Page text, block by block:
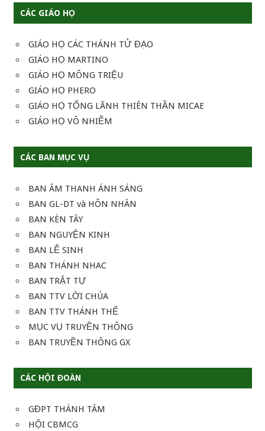
CÁC GIÁO HỌ
GIÁO HỌ CÁC THÁNH TỬ ĐẠO
GIÁO HỌ MARTINO
GIÁO HỌ MÔNG TRIỆU
GIÁO HỌ PHERO
GIÁO HỌ TỔNG LÃNH THIÊN THẦN MICAE
GIÁO HỌ VÔ NHIỄM
CÁC BAN MỤC VỤ
BAN ÂM THANH ÁNH SÁNG
BAN GL-DT và HÔN NHÂN
BAN KÈN TÂY
BAN NGUYỆN KINH
BAN LỄ SINH
BAN THÁNH NHAC
BAN TRẬT TỰ
BAN TTV LỜI CHÚA
BAN TTV THÁNH THỂ
MỤC VỤ TRUYỀN THÔNG
BAN TRUYỀN THÔNG GX
CÁC HỘI ĐOÀN
GĐPT THÁNH TÂM
HỘI CBMCG